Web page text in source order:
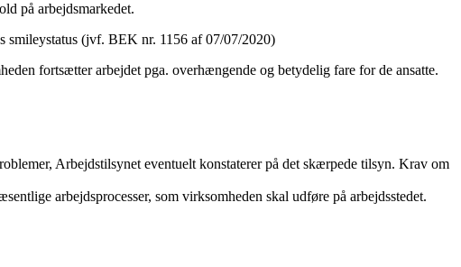
på arbejdsmarkedet.
smileystatus (jvf. BEK nr. 1156 af 07/07/2020)
fortsætter arbejdet pga. overhængende og betydelig fare for de ansatte.
Arbejdstilsynet eventuelt konstaterer på det skærpede tilsyn. Krav om
arbejdsprocesser, som virksomheden skal udføre på arbejdsstedet.